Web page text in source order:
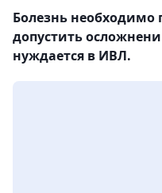
Болезнь необходимо
допустить
нуждается в ИВЛ.